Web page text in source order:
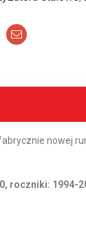
Email
nowej
roczniki: 1994-